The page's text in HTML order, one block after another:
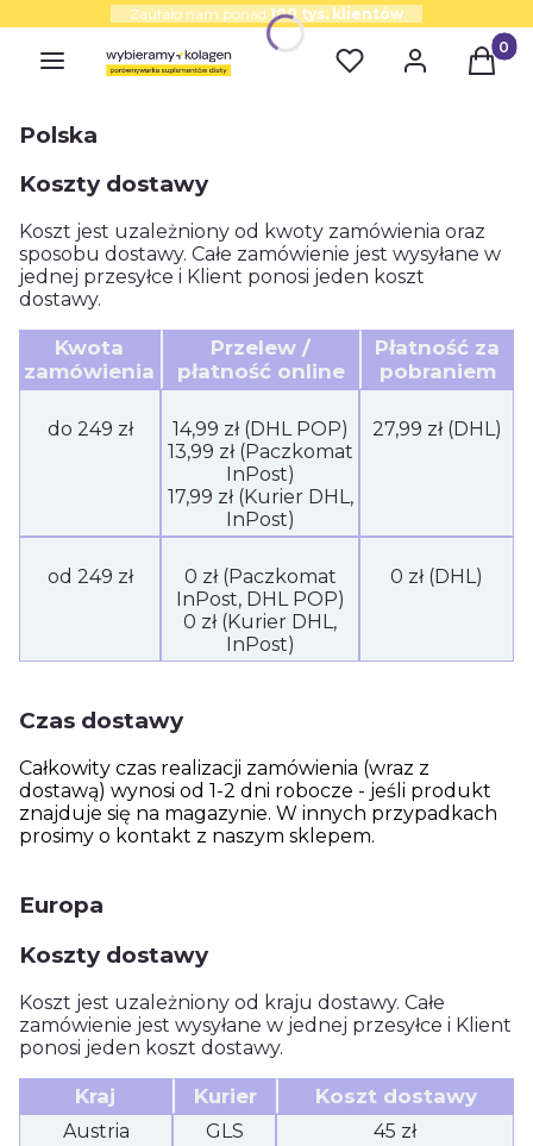
Zaufało nam ponad 100 tys. klientów
Polska
Koszty dostawy
Koszt jest uzależniony od kwoty zamówienia oraz
sposobu dostawy. Całe zamówienie jest wysyłane w
jednej przesyłce i Klient ponosi jeden koszt
dostawy.
Kwota
zamówienia
Przelew /
płatność online
Płatność za
pobraniem
do 249 zł
14,99 zł (DHL POP)
13,99 zł (Paczkomat
InPost)
17,99 zł (Kurier DHL,
InPost)
27,99 zł (DHL)
od 249 zł
0 zł (Paczkomat
InPost, DHL POP)
0 zł (Kurier DHL,
InPost)
0 zł (DHL)
Czas dostawy
Całkowity czas realizacji zamówienia (wraz z
dostawą) wynosi od 1-2 dni robocze - jeśli produkt
znajduje się na magazynie. W innych przypadkach
prosimy o kontakt z naszym sklepem.
Europa
Koszty dostawy
Koszt jest uzależniony od kraju dostawy. Całe
zamówienie jest wysyłane w jednej przesyłce i Klient
ponosi jeden koszt dostawy.
Kraj Kurier Koszt dostawy
Austria GLS
45 zł